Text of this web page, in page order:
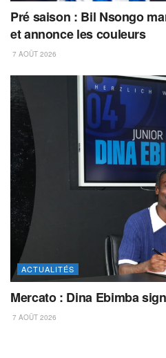
Pré saison : Bil Nsongo
et annonce les couleurs
7 AOÛT 2026
ACTUALITÉS
Mercato : Dina Ebimba
7 AOÛT 2026